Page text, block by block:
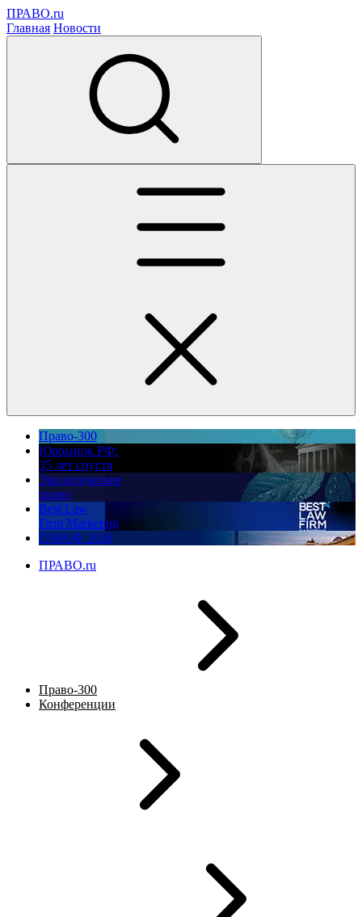
ПРАВО.ru
Главная Новости
Право-300
Юррынок РФ:
35 лет спустя
Экологическое
право
Best Law
Firm Marketing
ПМЮФ 2026
ПРАВО.ru
Право-300
Конференции